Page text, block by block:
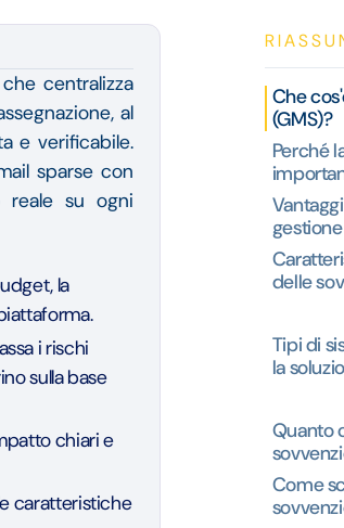
centralizza
al
e verificabile.
sparse con
reale su ogni
la
i rischi
sulla base
chiari e
caratteristiche
Che
(GMS)?
Perché
delle
Tipi di
la
Quanto
Come